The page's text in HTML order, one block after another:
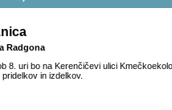
Radgona
8. uri bo na Kerenčičevi ulici
in izdelkov.